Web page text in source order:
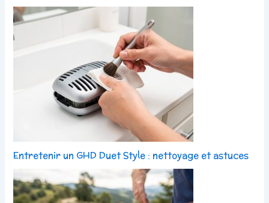
Entretenir un GHD Duet Style : nettoyage et astuces